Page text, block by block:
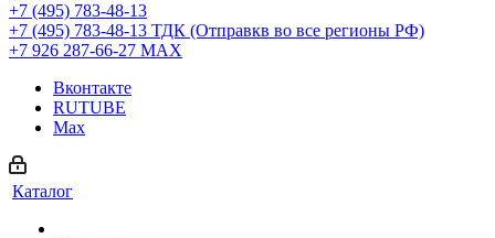
+7 (495) 783-48-13
+7 (495) 783-48-13 ТДК (Отправкв во все регионы РФ)
+7 926 287-66-27 МАХ
Вконтакте
RUTUBE
Max
Каталог